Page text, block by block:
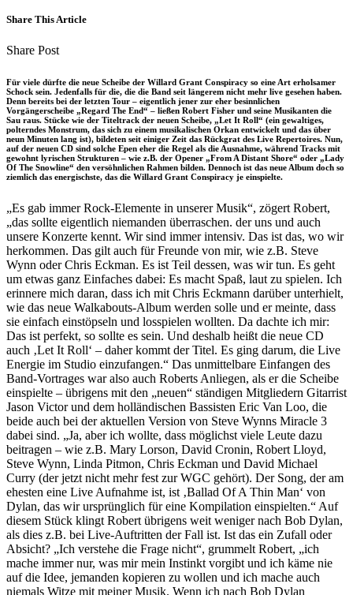
Facebook
to
via
Share This Article
Share PostShare
Facebook
Copy
to
clipboard
Send
via
eMail
Für viele dürfte die neue Scheibe der Willard Grant Conspiracy so eine Art erholsamer
Schock sein. Jedenfalls für die, die die Band seit längerem nicht mehr live gesehen haben.
Denn bereits bei der letzten Tour – eigentlich jener zur eher besinnlichen
Vorgängerscheibe „Regard The End“ – ließen Robert Fisher und seine Musikanten die
Sau raus. Stücke wie der Titeltrack der neuen Scheibe, „Let It Roll“ (ein gewaltiges,
polterndes Monstrum, das sich zu einem musikalischen Orkan entwickelt und das über
neun Minuten lang ist), bildeten seit einiger Zeit das Rückgrat des Live Repertoires. Nun,
auf der neuen CD sind solche Epen eher die Regel als die Ausnahme, während Tracks mit
gewohnt lyrischen Strukturen – wie z.B. der Opener „From A Distant Shore“ oder „Lady
Of The Snowline“ den versöhnlichen Rahmen bilden. Dennoch ist das neue Album doch so
ziemlich das energischste, das die Willard Grant Conspiracy je einspielte.
„Es gab immer Rock-Elemente in unserer Musik“, zögert Robert,
„das sollte eigentlich niemanden überraschen. der uns und auch
unsere Konzerte kennt. Wir sind immer intensiv. Das ist das, wo wir
herkommen. Das gilt auch für Freunde von mir, wie z.B. Steve
Wynn oder Chris Eckman. Es ist Teil dessen, was wir tun. Es geht
um etwas ganz Einfaches dabei: Es macht Spaß, laut zu spielen. Ich
erinnere mich daran, dass ich mit Chris Eckmann darüber unterhielt,
wie das neue Walkabouts-Album werden solle und er meinte, dass
sie einfach einstöpseln und losspielen wollten. Da dachte ich mir:
Das ist perfekt, so sollte es sein. Und deshalb heißt die neue CD
auch ‚Let It Roll‘ – daher kommt der Titel. Es ging darum, die Live
Energie im Studio einzufangen.“ Das unmittelbare Einfangen des
Band-Vortrages war also auch Roberts Anliegen, als er die Scheibe
einspielte – übrigens mit den „neuen“ ständigen Mitgliedern Gitarrist
Jason Victor und dem holländischen Bassisten Eric Van Loo, die
beide auch bei der aktuellen Version von Steve Wynns Miracle 3
dabei sind. „Ja, aber ich wollte, dass möglichst viele Leute dazu
beitragen – wie z.B. Mary Lorson, David Cronin, Robert Lloyd,
Steve Wynn, Linda Pitmon, Chris Eckman und David Michael
Curry (der jetzt nicht mehr fest zur WGC gehört). Der Song, der am
ehesten eine Live Aufnahme ist, ist ‚Ballad Of A Thin Man‘ von
Dylan, das wir ursprünglich für eine Kompilation einspielten.“ Auf
diesem Stück klingt Robert übrigens weit weniger nach Bob Dylan,
als dies z.B. bei Live-Auftritten der Fall ist. Ist das ein Zufall oder
Absicht? „Ich verstehe die Frage nicht“, grummelt Robert, „ich
mache immer nur, was mir mein Instinkt vorgibt und ich käme nie
auf die Idee, jemanden kopieren zu wollen und ich mache auch
niemals Witze mit meiner Musik. Wenn ich nach Bob Dylan